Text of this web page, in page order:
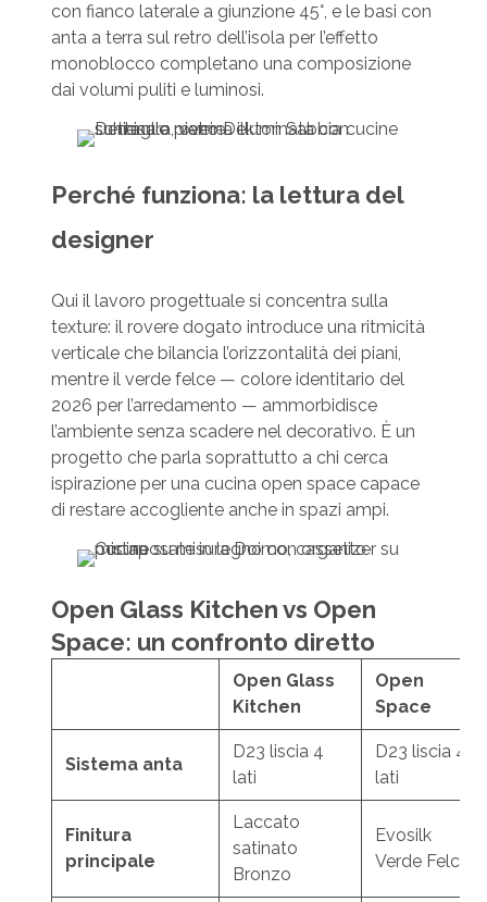
con fianco laterale a giunzione 45°, e le basi con
anta a terra sul retro dell’isola per l’effetto
monoblocco completano una composizione
dai volumi puliti e luminosi.
Perché funziona: la lettura del
designer
Qui il lavoro progettuale si concentra sulla
texture: il rovere dogato introduce una ritmicità
verticale che bilancia l’orizzontalità dei piani,
mentre il verde felce — colore identitario del
2026 per l’arredamento — ammorbidisce
l’ambiente senza scadere nel decorativo. È un
progetto che parla soprattutto a chi cerca
ispirazione per una cucina open space capace
di restare accogliente anche in spazi ampi.
Open Glass Kitchen vs Open
Space: un confronto diretto
Open Glass
Kitchen
Open
Space
Sistema anta
D23 liscia 4
lati
D23 liscia 4
lati
Finitura
principale
Laccato
satinato
Bronzo
Evosilk
Verde Felce